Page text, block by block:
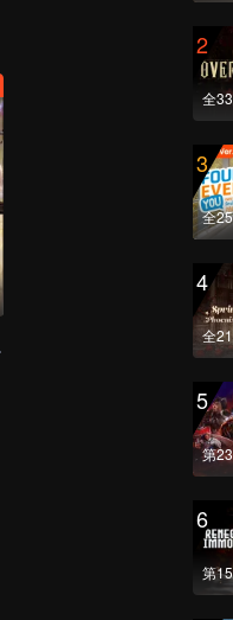
2
全
3
全
4
全
5
第
6
第